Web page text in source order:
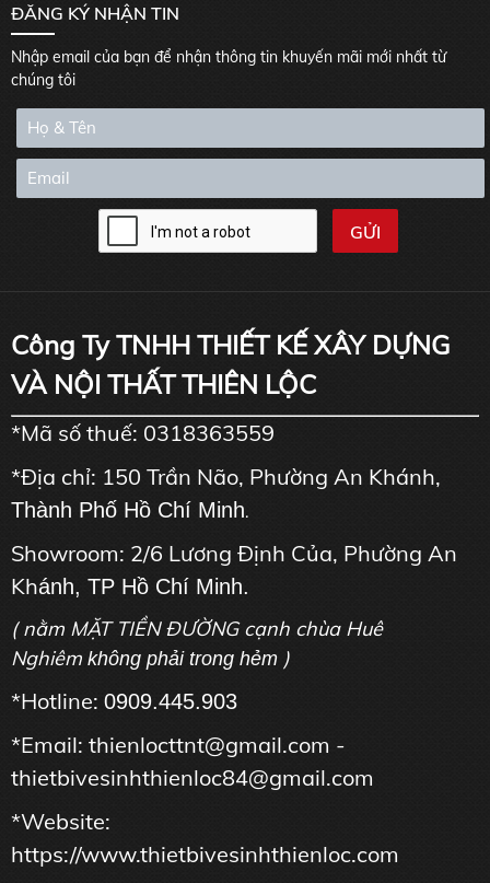
ĐĂNG KÝ NHẬN TIN
Nhập email của bạn để nhận thông tin khuyến mãi mới nhất từ
chúng tôi
Công Ty TNHH THIẾT KẾ XÂY DỰNG
VÀ NỘI THẤT THIÊN LỘC
*Mã số thuế: 0318363559
*Địa chỉ: 150 Trần Não, Phường An Khánh,
Thành Phố Hồ Chí Minh.
Showroom: 2/6 Lương Định Của, Phường An
Khánh, TP Hồ Chí Minh.
( nằm MẶT TIỀN ĐƯỜNG cạnh chùa Huê
Nghiêm không phải trong hẻm )
*Hotline: 0909.445.903
*Email: thienlocttnt@gmail.com -
thietbivesinhthienloc84@gmail.com
*Website:
https://www.thietbivesinhthienloc.com